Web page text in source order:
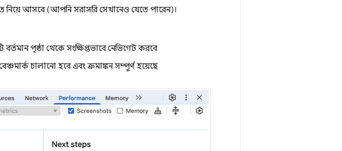
নিয়ে আসবে (আপনি সরাসরি সেখানেও যেতে পারেন)।
পৃষ্ঠা থেকে সংক্ষিপ্তভাবে নেভিগেট করবে
চালানো হবে এবং ক্রমাঙ্কন সম্পূর্ণ হয়েছে